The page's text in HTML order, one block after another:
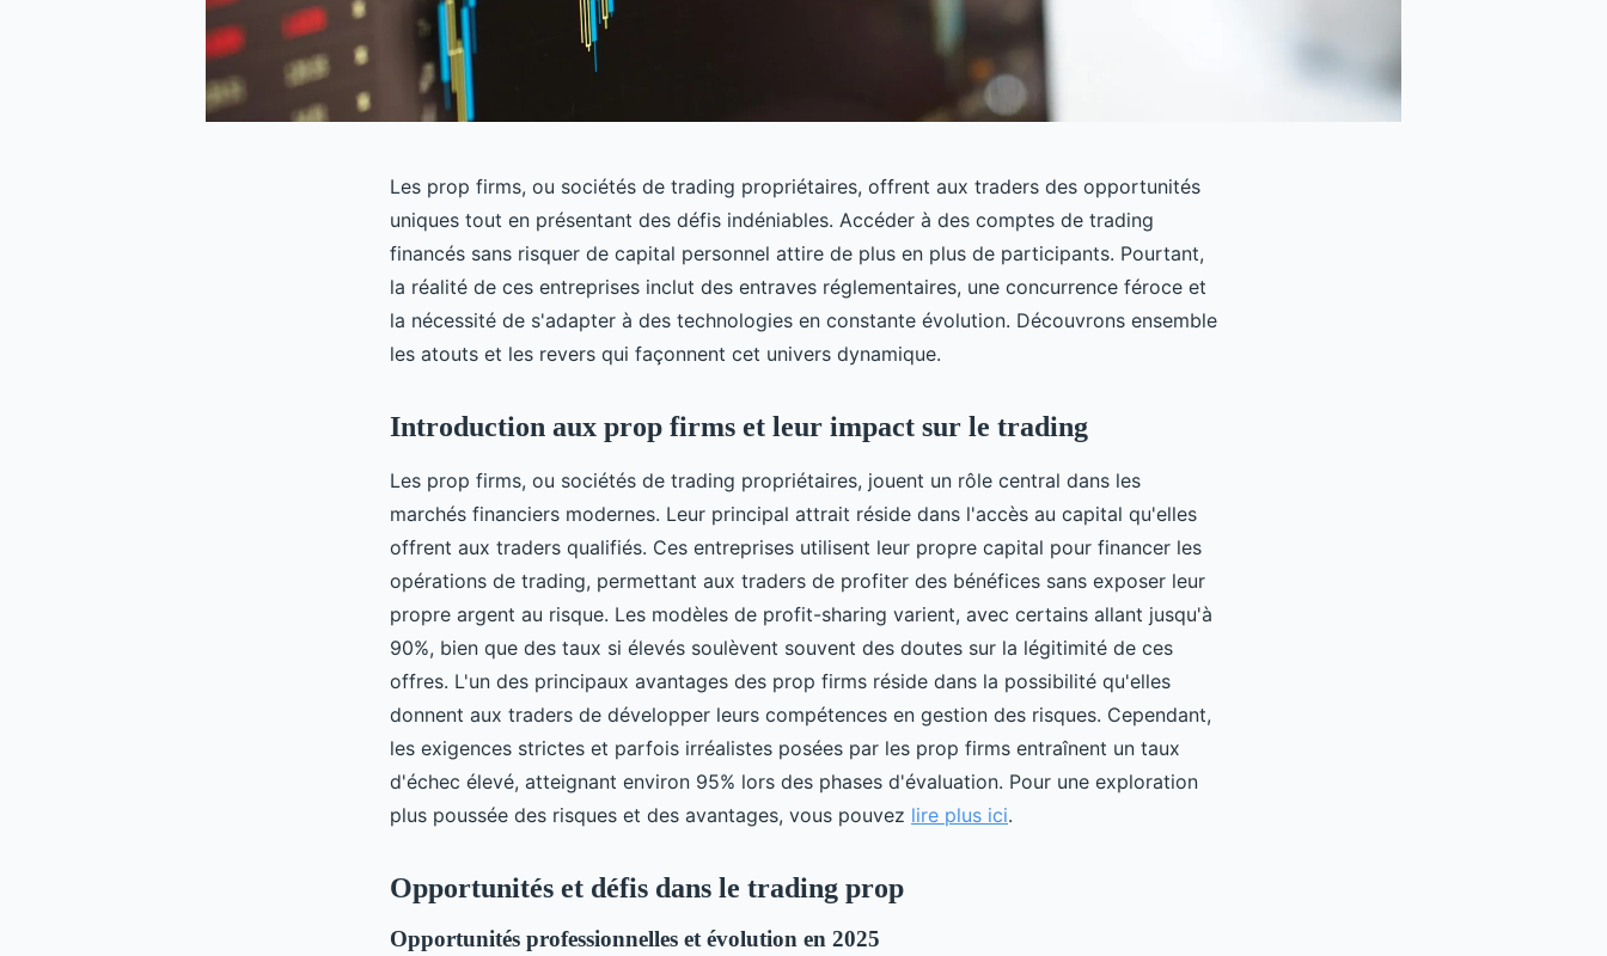
Les prop firms, ou sociétés de trading propriétaires, offrent aux traders des opportunités
uniques tout en présentant des défis indéniables. Accéder à des comptes de trading
financés sans risquer de capital personnel attire de plus en plus de participants. Pourtant,
la réalité de ces entreprises inclut des entraves réglementaires, une concurrence féroce et
la nécessité de s'adapter à des technologies en constante évolution. Découvrons ensemble
les atouts et les revers qui façonnent cet univers dynamique.
Introduction aux prop firms et leur impact sur le trading
Les prop firms, ou sociétés de trading propriétaires, jouent un rôle central dans les
marchés financiers modernes. Leur principal attrait réside dans l'accès au capital qu'elles
offrent aux traders qualifiés. Ces entreprises utilisent leur propre capital pour financer les
opérations de trading, permettant aux traders de profiter des bénéfices sans exposer leur
propre argent au risque. Les modèles de profit-sharing varient, avec certains allant jusqu'à
90%, bien que des taux si élevés soulèvent souvent des doutes sur la légitimité de ces
offres. L'un des principaux avantages des prop firms réside dans la possibilité qu'elles
donnent aux traders de développer leurs compétences en gestion des risques. Cependant,
les exigences strictes et parfois irréalistes posées par les prop firms entraînent un taux
d'échec élevé, atteignant environ 95% lors des phases d'évaluation. Pour une exploration
plus poussée des risques et des avantages, vous pouvez lire plus ici.
Opportunités et défis dans le trading prop
Opportunités professionnelles et évolution en 2025